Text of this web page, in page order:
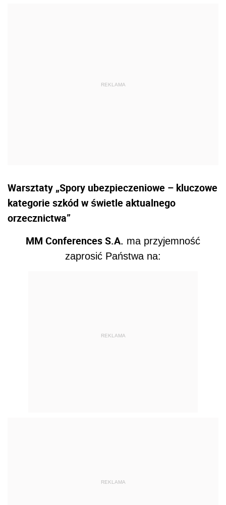
Warsztaty „Spory ubezpieczeniowe – kluczowe
kategorie szkód w świetle aktualnego
orzecznictwa”
MM Conferences S.A. ma przyjemność
zaprosić Państwa na:
REKLAMA
REKLAMA